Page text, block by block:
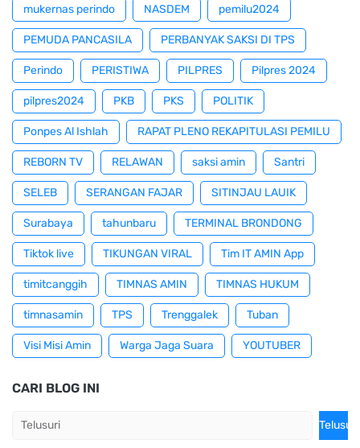
mukernas perindo NASDEM pemilu2024
PEMUDA PANCASILA PERBANYAK SAKSI DI TPS
Perindo PERISTIWA PILPRES Pilpres 2024
pilpres2024 PKB PKS POLITIK
Ponpes Al Ishlah RAPAT PLENO REKAPITULASI PEMILU
REBORN TV RELAWAN saksi amin Santri
SELEB SERANGAN FAJAR SITINJAU LAUIK
Surabaya tahunbaru TERMINAL BRONDONG
Tiktok live TIKUNGAN VIRAL Tim IT AMIN App
timitcanggih TIMNAS AMIN TIMNAS HUKUM
timnasamin TPS Trenggalek Tuban
Visi Misi Amin Warga Jaga Suara YOUTUBER
CARI BLOG INI